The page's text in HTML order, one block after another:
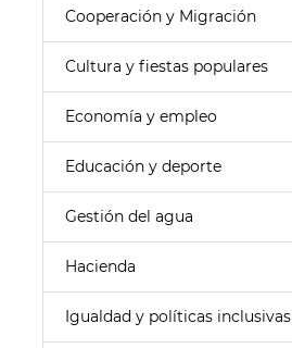
Cooperación y Migración
Cultura y fiestas populares
Economía y empleo
Educación y deporte
Gestión del agua
Hacienda
Igualdad y políticas inclusivas